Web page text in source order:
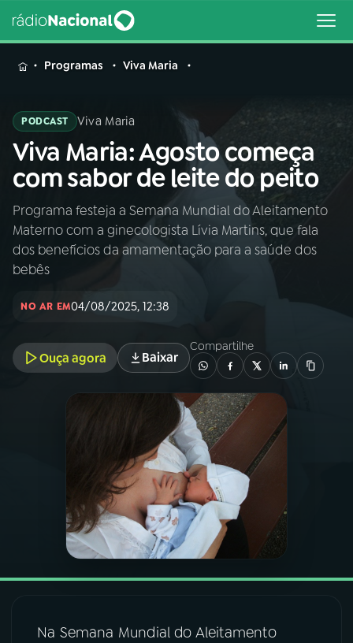
MENU
Buscar
na
Rádio
Nacional
Buscar
AO VIVO
PROGRAMAÇÃO
PODCASTS
VIDEOCASTS
Programas Viva Maria
PODCAST Viva Maria
Viva Maria: Agosto começa
com sabor de leite do peito
Programa festeja a Semana Mundial do Aleitamento
Materno com a ginecologista Lívia Martins, que fala
dos benefícios da amamentação para a saúde dos
bebês
NO AR EM04/08/2025, 12:38
Ouça agora Baixar
Compartilhe
Na Semana Mundial do Aleitamento